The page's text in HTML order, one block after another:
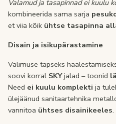
Valamud ja tasapinnad ei kuulu
kombineerida sama sarja
et viia kõik ühtse tasapinna
Disain ja isikupärastamine
Välimuse täpseks
soovi korral SKYjalad – toonid
Need ei kuulu komplekti ja
ülejäänud sanitaartehnika
vannitoa ühtses disainikeeles.